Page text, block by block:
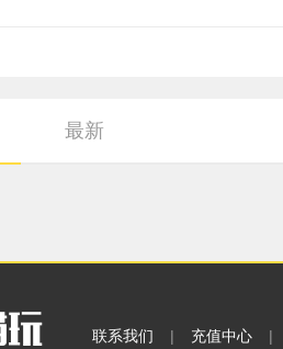
最新
联系我们 | 充值中心 |